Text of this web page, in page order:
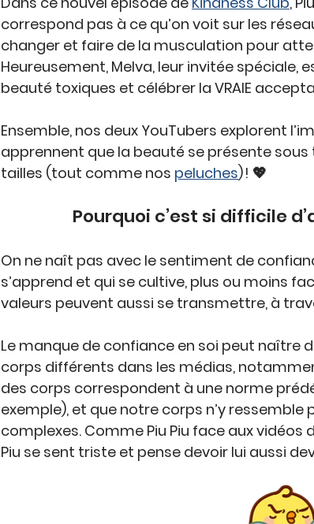
correspond pas à ce qu’on voit sur les
changer et faire de la musculation pour
Heureusement, Melva, leur invitée spéciale,
beauté toxiques et célébrer la VRAIE
Ensemble, nos deux YouTubers explorent
apprennent que la beauté se présente sous
tailles (tout comme nos peluches) ! 💖
Pourquoi c’est si difficile
On ne naît pas avec le sentiment de
s’apprend et qui se cultive, plus ou moins
valeurs peuvent aussi se transmettre, à
Le manque de confiance en soi peut naître
corps différents dans les médias,
des corps correspondent à une norme
exemple), et que notre corps n’y ressemble
complexes. Comme Piu Piu face aux vidéos
Piu se sent triste et pense devoir lui aussi